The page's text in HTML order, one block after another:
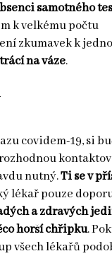
samotného
k velkému počtu
zkumavek k
na váze.
covidem-19, si
nutný.Ti se v
lékař pouze
a zdravých
horší chřipku.
všech lékařů